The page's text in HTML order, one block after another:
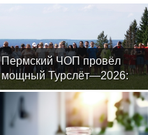
Пермский ЧОП провёл
мощный Турслёт—2026:
фото, результаты и
впечатления от
мероприятия